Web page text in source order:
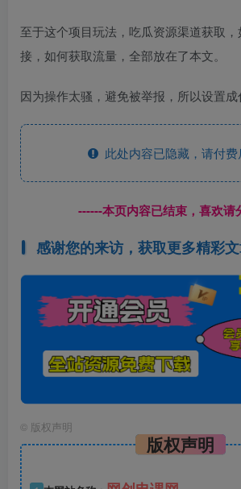
至于这个项目玩法，吃瓜资源渠道获取
接，如何获取流量，全部放在了本文。
因为操作太骚，避免被举报，所以设置成
此处内容已隐藏，请付费
------本页内容已结束，喜欢请
感谢您的来访，获取更多精彩文
© 版权声明
版权声明